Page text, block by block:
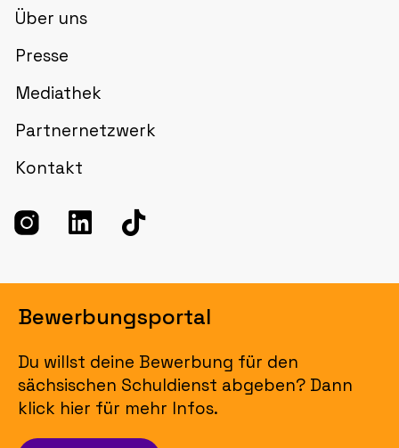
Über uns
Presse
Mediathek
Partnernetzwerk
Kontakt
Bewerbungsportal
Du willst deine Bewerbung für den
sächsischen Schuldienst abgeben? Dann
klick hier für mehr Infos.